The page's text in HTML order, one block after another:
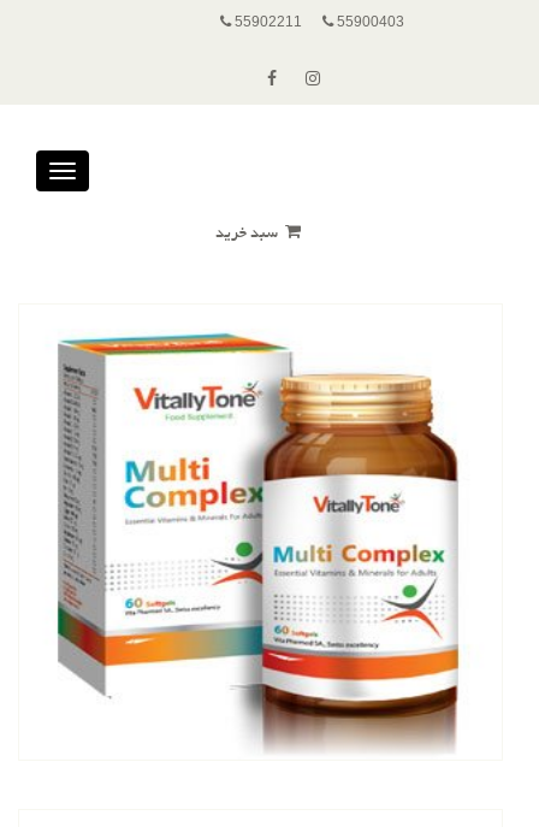
55900403
55902211
Toggle
سبد خرید